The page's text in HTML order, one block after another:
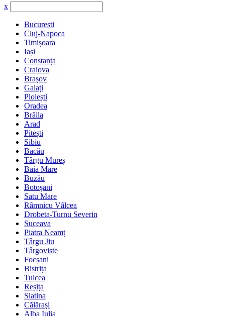
x
București
Cluj-Napoca
Timișoara
Iași
Constanța
Craiova
Brașov
Galați
Ploiești
Oradea
Brăila
Arad
Pitești
Sibiu
Bacău
Târgu Mureș
Baia Mare
Buzău
Botoșani
Satu Mare
Râmnicu Vâlcea
Drobeta-Turnu Severin
Suceava
Piatra Neamț
Târgu Jiu
Târgoviște
Focșani
Bistrița
Tulcea
Reșița
Slatina
Călărași
Alba Iulia